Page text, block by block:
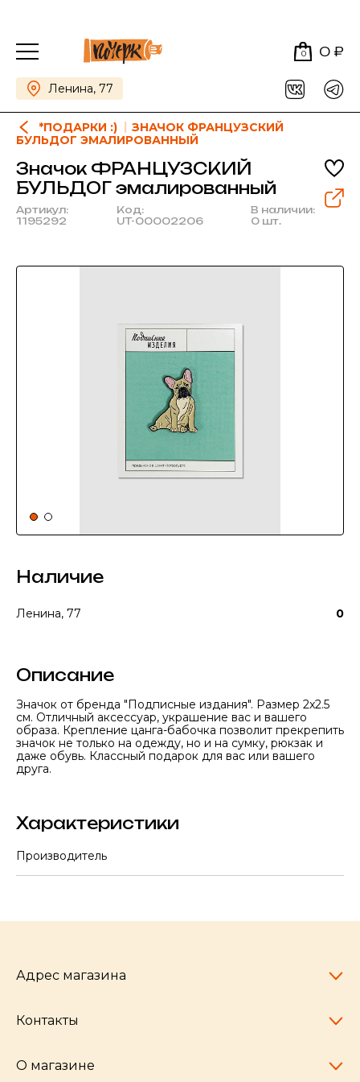
0 0 ₽
Ленина, 77
*ПОДАРКИ :)
ЗНАЧОК ФРАНЦУЗСКИЙ
БУЛЬДОГ ЭМАЛИРОВАННЫЙ
Значок ФРАНЦУЗСКИЙ
БУЛЬДОГ эмалированный
Артикул:
1195292
Код:
UT-00002206
В наличии:
0 шт.
Наличие
Ленина, 77 0
Описание
Значок от бренда "Подписные издания". Размер 2x2.5
см. Отличный аксессуар, украшение вас и вашего
образа. Крепление цанга-бабочка позволит прекрепить
значок не только на одежду, но и на сумку, рюкзак и
даже обувь. Классный подарок для вас или вашего
друга.
Характеристики
Производитель
Адрес магазина
Челябинск,
Контакты
pocherkartshop@mail.ru
О магазине